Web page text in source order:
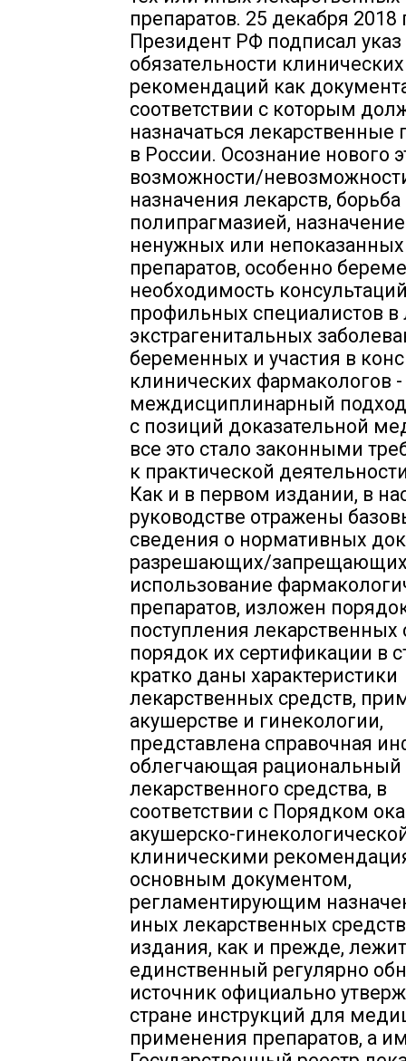
препаратов. 25 декабря 2018
Президент РФ подписал указ
обязательности клинических
рекомендаций как
соответствии с которым
назначаться лекарственные
в России. Осознание нового
возможности/
назначения лекарств, борьба
полипрагмазией,
ненужных или непоказанных
препаратов, особенно
необходимость
профильных специалистов в
экстрагенитальных
беременных и участия в
клинических фармакологов -
междисциплинарный
с позиций доказательной
все это стало законными
к практической
Как и в первом издании, в
руководстве отражены
сведения о нормативных
разрешающих/
использование
препаратов, изложен
поступления лекарственных
порядок их сертификации в
кратко даны характеристики
лекарственных средств,
акушерстве и гинекологии,
представлена справочная
облегчающая
лекарственного средства, в
соответствии с Порядком
акушерско-
клиническими
основным документом,
регламентирующим
иных лекарственных
издания, как и прежде, лежит
единственный регулярно
источник официально
стране инструкций для
применения препаратов, а